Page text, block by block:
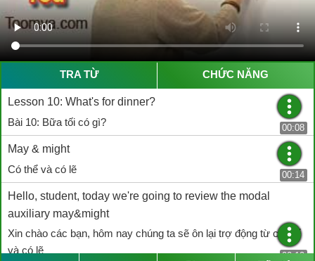
TRA TỪ CHỨC NĂNG
Lesson 10: What's for dinner?
Bài 10: Bữa tối có gì?
00:08
May & might
Có thể và có lẽ
00:14
Hello, student, today we're going to review the modal
auxiliary may&might
Xin chào các bạn, hôm nay chúng ta sẽ ôn lại trợ động từ có thể
và có lẽ
00:19